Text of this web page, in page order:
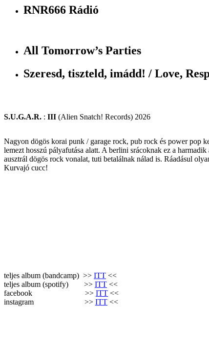
RNR666 Rádió
All Tomorrow’s Parties
Szeresd, tiszteld, imádd! / Love,
S.U.G.A.R. : III (Alien Snatch! Records) 2026
Nagyon dögös korai punk / garage rock, pub rock és power pop
lemezt hosszú pályafutása alatt. A berlini srácoknak ez a
ausztrál dögös rock vonalat, tuti betalálnak nálad is. Ráadásul
Kurvajó cucc!
teljes album (bandcamp) >> ITT <<
teljes album (spotify) >> ITT <<
facebook >> ITT <<
instagram >> ITT <<